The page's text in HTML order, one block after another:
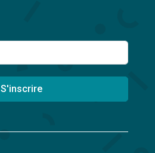
S'inscrire